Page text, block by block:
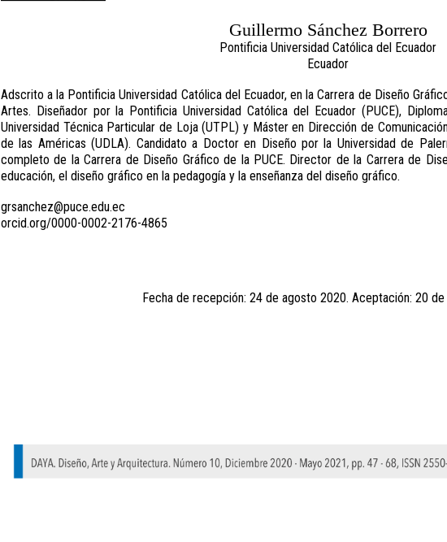
Guillermo Sánchez Borrero
Pontificia Universidad Católica del Ecuador
Ecuador
Adscrito a la Pontificia Universidad Católica del Ecuador, en la Carrera de Diseño
Artes. Diseñador por la Pontificia Universidad Católica del Ecuador (PUCE),
Universidad Técnica Particular de Loja (UTPL) y Máster en Dirección de
de las Américas (UDLA). Candidato a Doctor en Diseño por la Universidad de
completo de la Carrera de Diseño Gráfico de la PUCE. Director de la Carrera de
educación, el diseño gráfico en la pedagogía y la enseñanza del diseño gráfico.
grsanchez@puce.edu.ec
orcid.org/0000-0002-2176-4865
Fecha de recepción: 24 de agosto 2020. Aceptación: 20